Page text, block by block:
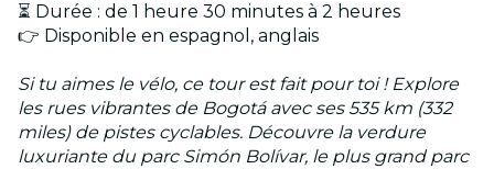
⏳ Durée : de 1 heure 30 minutes à 2 heures
👉 Disponible en espagnol, anglais
Si tu aimes le vélo, ce tour est fait pour toi ! Explore
les rues vibrantes de Bogotá avec ses 535 km (332
miles) de pistes cyclables. Découvre la verdure
luxuriante du parc Simón Bolívar, le plus grand parc